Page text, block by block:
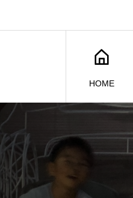
HOME